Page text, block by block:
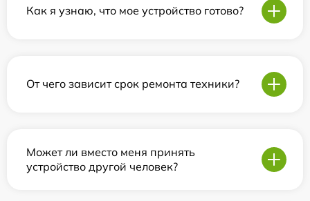
Как я узнаю, что мое устройство готово?
От чего зависит срок ремонта техники?
Может ли вместо меня принять
устройство другой человек?